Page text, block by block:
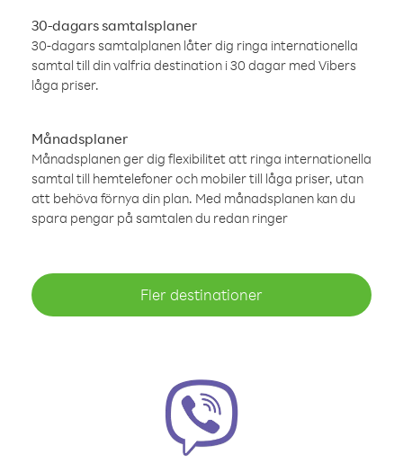
30-dagars samtalsplaner
30-dagars samtalplanen låter dig ringa internationella
samtal till din valfria destination i 30 dagar med Vibers
låga priser.
Månadsplaner
Månadsplanen ger dig flexibilitet att ringa internationella
samtal till hemtelefoner och mobiler till låga priser, utan
att behöva förnya din plan. Med månadsplanen kan du
spara pengar på samtalen du redan ringer
Fler destinationer